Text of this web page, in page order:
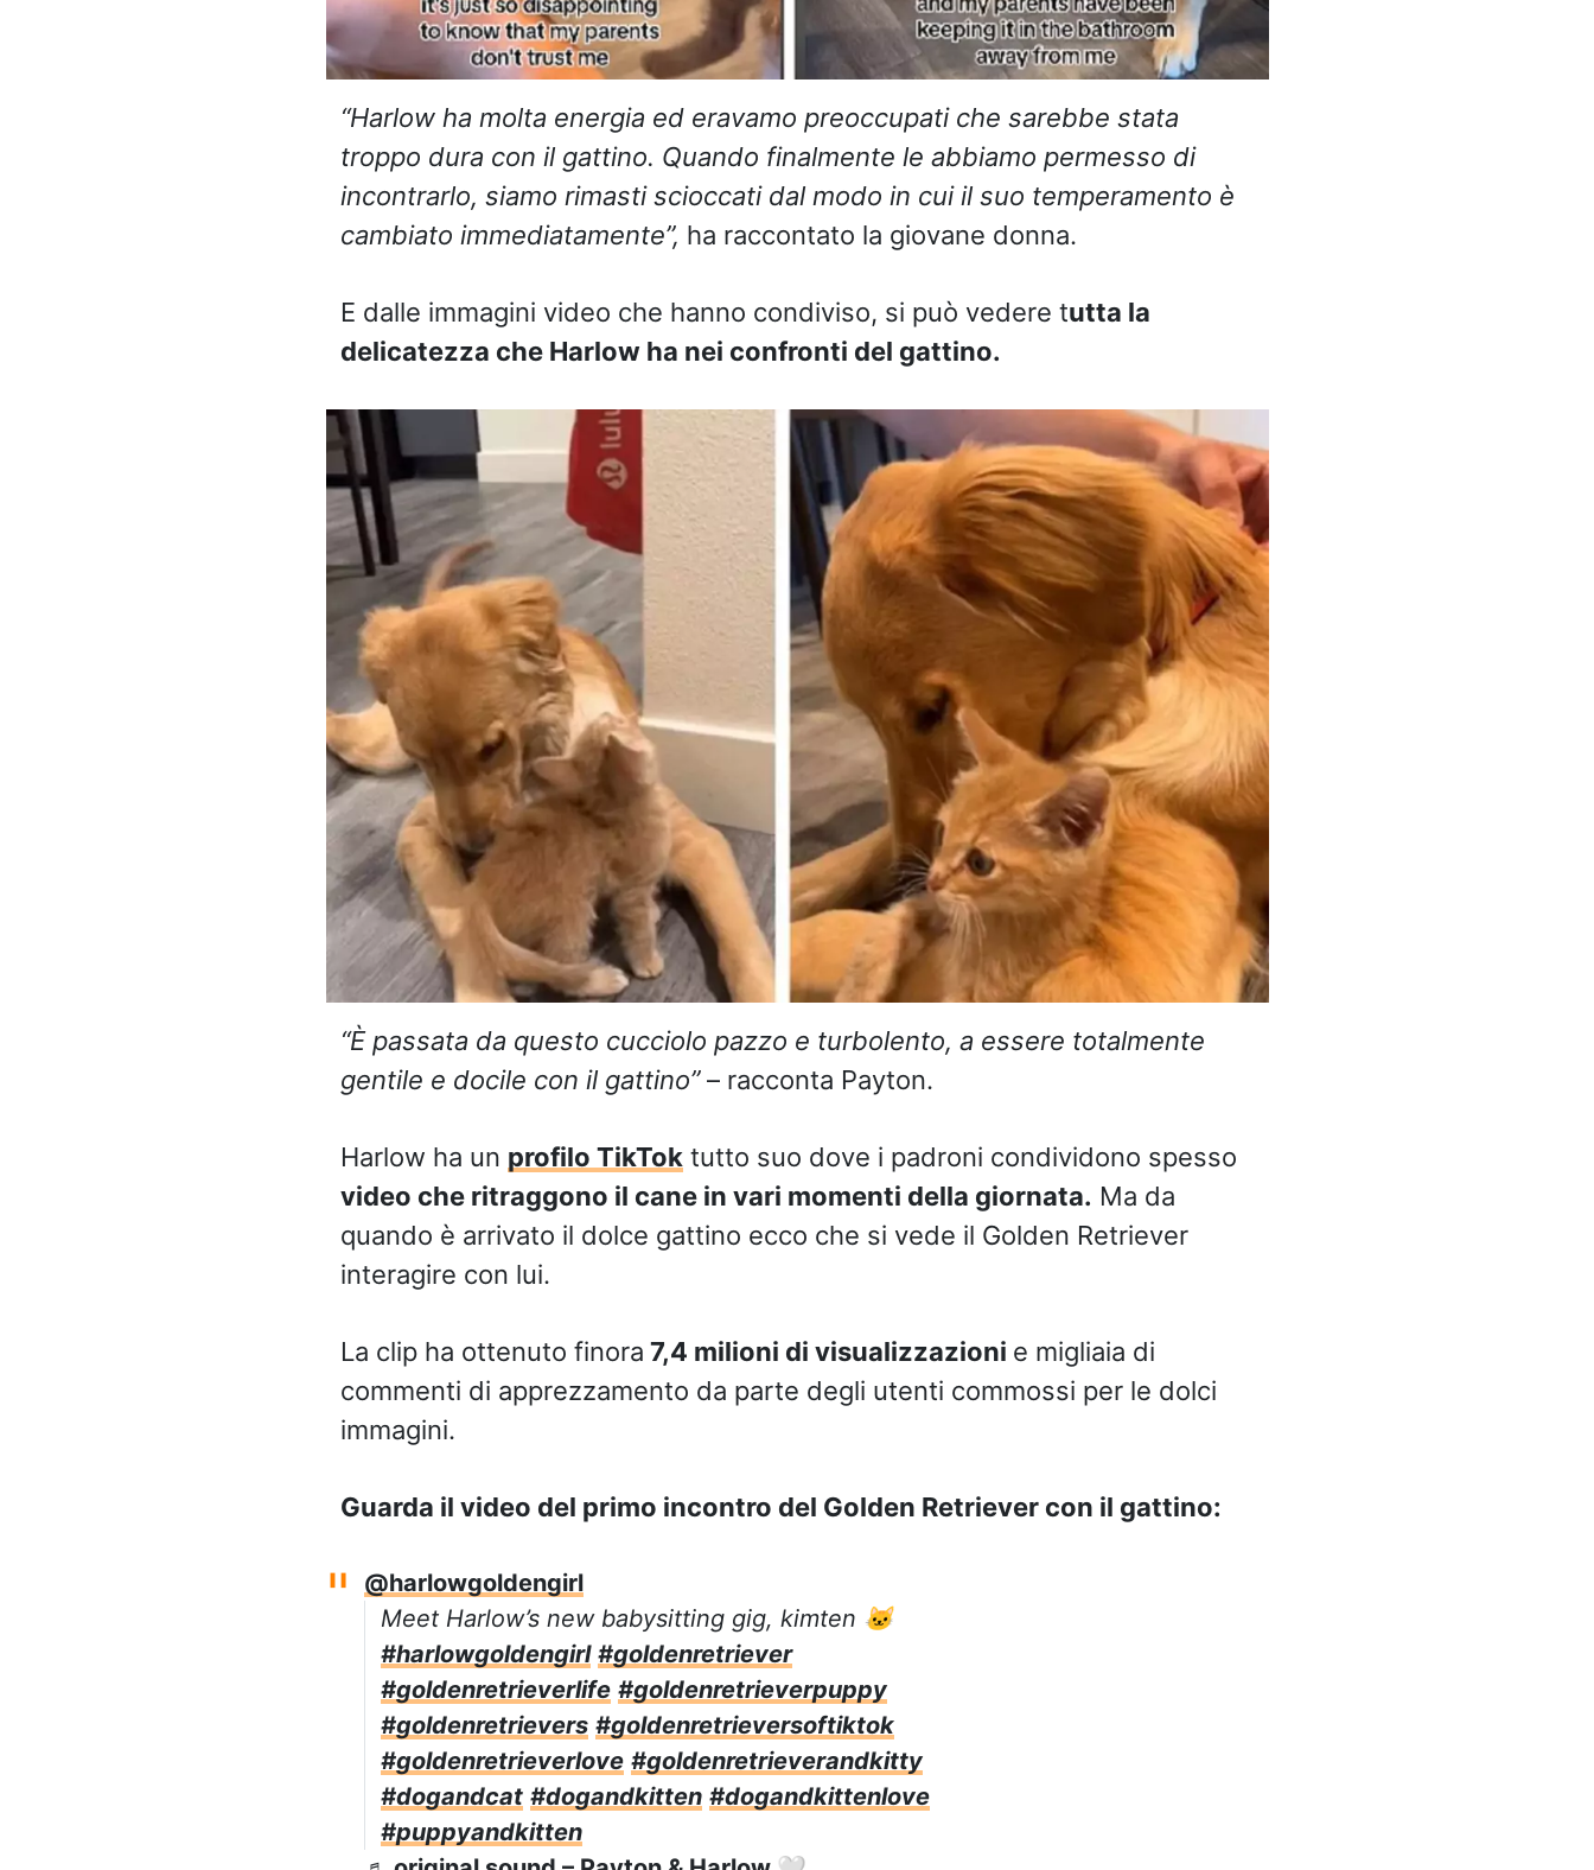
“Harlow ha molta energia ed eravamo preoccupati che sarebbe stata
troppo dura con il gattino. Quando finalmente le abbiamo permesso di
incontrarlo, siamo rimasti scioccati dal modo in cui il suo temperamento è
cambiato immediatamente”, ha raccontato la giovane donna.
E dalle immagini video che hanno condiviso, si può vedere tutta la
delicatezza che Harlow ha nei confronti del gattino.
“È passata da questo cucciolo pazzo e turbolento, a essere totalmente
gentile e docile con il gattino”– racconta Payton.
Harlow ha un profilo TikToktutto suo dove i padroni condividono spesso
video che ritraggono il cane in vari momenti della giornata. Ma da
quando è arrivato il dolce gattino ecco che si vede il Golden Retriever
interagire con lui.
La clip ha ottenuto finora 7,4 milioni di visualizzazioni e migliaia di
commenti di apprezzamento da parte degli utenti commossi per le dolci
immagini.
Guarda il video del primo incontro del Golden Retriever con il gattino:
@harlowgoldengirl
Meet Harlow’s new babysitting gig, kimten 🐱
#harlowgoldengirl #goldenretriever
#goldenretrieverlife #goldenretrieverpuppy
#goldenretrievers #goldenretrieversoftiktok
#goldenretrieverlove #goldenretrieverandkitty
#dogandcat #dogandkitten #dogandkittenlove
#puppyandkitten